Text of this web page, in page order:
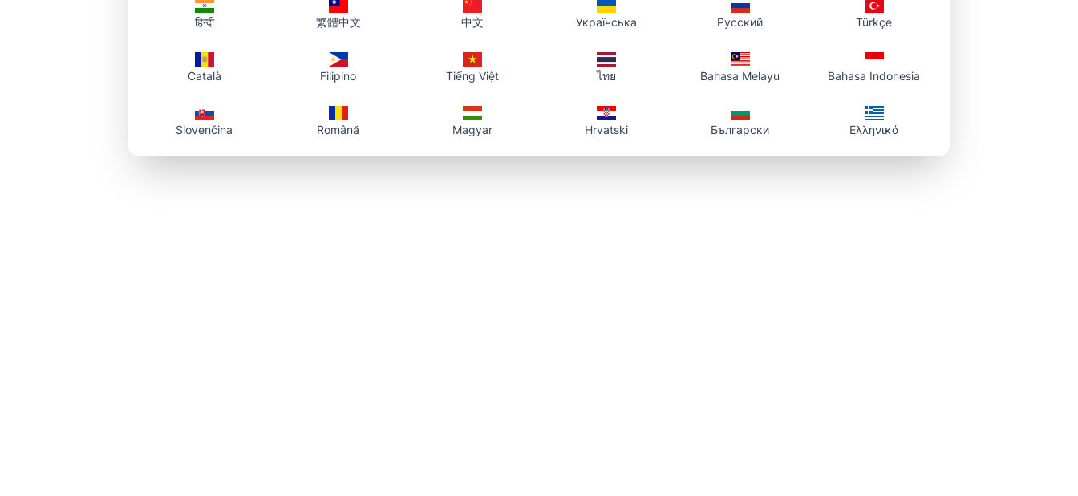
Türkçe
Русский
Українська
中文
繁體中文
हिन्दी
Bahasa Indonesia
Bahasa Melayu
ไทย
Tiếng Việt
Filipino
Català
Ελληνικά
Български
Hrvatski
Magyar
Română
Slovenčina